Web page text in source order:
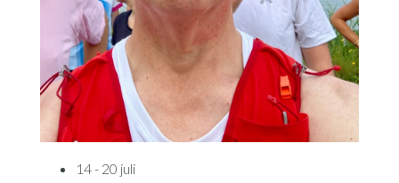
14 - 20 juli